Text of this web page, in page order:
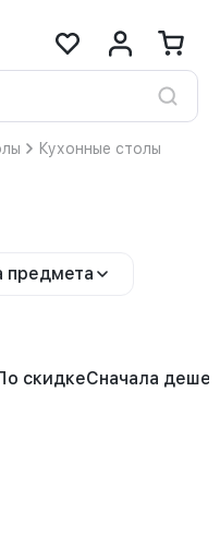
Кухонные столы
предмета
скидкеСначала